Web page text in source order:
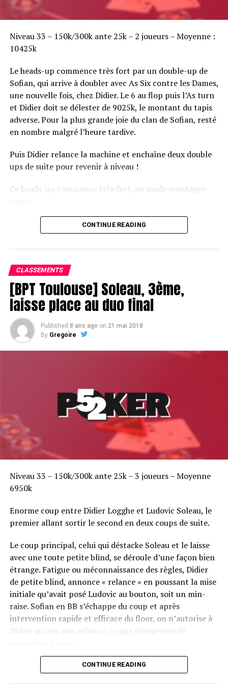
Niveau 33 – 150k/300k ante 25k – 2 joueurs – Moyenne :
10425k
Le heads-up commence très fort par un double-up de
Sofian, qui arrive à doubler avec As Six contre les Dames,
une nouvelle fois, chez Didier. Le 6 au flop puis l’As turn
et Didier doit se délester de 9025k, le montant du tapis
adverse. Pour la plus grande joie du clan de Sofian, resté
en nombre malgré l’heure tardive.
Puis Didier relance la machine et enchaîne deux double
ups de suite pour revenir à niveau !
Ce heads-up commence très fort, en mode montagne
Le champagne va réchauffer si les deux finalistes ne se décident pas !
CONTINUE READING
CLASSEMENTS
[BPT Toulouse] Soleau, 3ème,
laisse place au duo final
Published 8 ans ago on 21 mai 2018
By Gregoire
Niveau 33 – 150k/300k ante 25k – 3 joueurs – Moyenne
6950k
Enorme coup entre Didier Logghe et Ludovic Soleau, le
premier allant sortir le second en deux coups de suite.
Le coup principal, celui qui déstacke Soleau et le laisse
avec une toute petite blind, se déroule d’une façon bien
étrange. Fatigue ou méconnaissance des règles, Didier
de petite blind, annonce « relance » en poussant la mise
initiale qu’avait posé Ludovic au bouton, soit un min-
raise. Sofian en BB s’échappe du coup et après
intervention rapide et efficace du floor, on n’autorise à
Didier qu’une min relance, ce que s’empresse de
Flop QJ4. All-in de Ludovic et insta call de Logghe, avec
CONTINUE READING